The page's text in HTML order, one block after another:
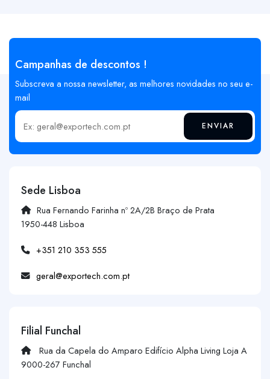
Campanhas de descontos !
Subscreva a nossa newsletter, as melhores novidades no seu e-
mail
Insira o seu email ENVIAR
Sede Lisboa
Rua Fernando Farinha nº 2A/2B Braço de Prata
1950-448 Lisboa
+351 210 353 555
geral@exportech.com.pt
Filial Funchal
Rua da Capela do Amparo Edifício Alpha Living Loja A
9000-267 Funchal